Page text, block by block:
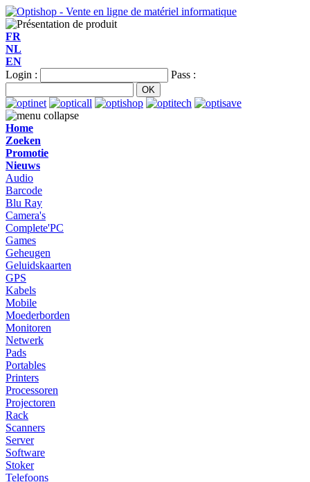
FR
NL
EN
Login :
Pass :
Home
Zoeken
Promotie
Nieuws
Audio
Barcode
Blu Ray
Camera's
Complete'PC
Games
Geheugen
Geluidskaarten
GPS
Kabels
Mobile
Moederborden
Monitoren
Netwerk
Pads
Portables
Printers
Processoren
Projectoren
Rack
Scanners
Server
Software
Stoker
Telefoons